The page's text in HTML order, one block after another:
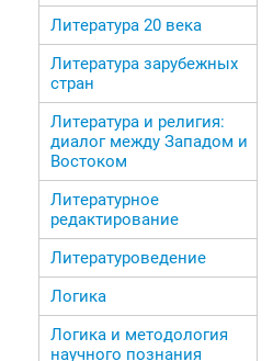
Литература 20 века
Литература зарубежных
стран
Литература и религия:
диалог между Западом и
Востоком
Литературное
редактирование
Литературоведение
Логика
Логика и методология
научного познания